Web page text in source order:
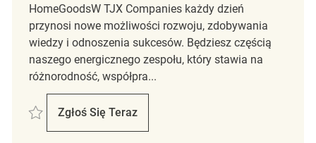
HomeGoodsW TJX Companies każdy dzień
przynosi nowe możliwości rozwoju, zdobywania
wiedzy i odnoszenia sukcesów. Będziesz częścią
naszego energicznego zespołu, który stawia na
różnorodność, współpra...
Zapisać Engagement Coordinator REQ49762
Zgłoś Się Teraz
Engagement Coordinator